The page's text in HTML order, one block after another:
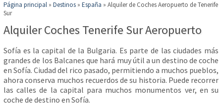
Página principal » Destinos » España » Alquiler de Coches Aeropuerto de Tenerife
Sur
Alquiler Coches Tenerife Sur Aeropuerto
Sofía es la capital de la Bulgaria. Es parte de las ciudades más
grandes de los Balcanes que hará muy útil a un destino de coche
en Sofía. Ciudad del rico pasado, permitiendo a muchos pueblos,
ahora conserva muchos recuerdos de su historia. Puede recorrer
las calles de la capital para muchos monumentos ver, en su
coche de destino en Sofía.